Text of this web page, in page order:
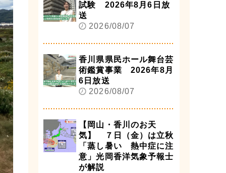
試験 2026年8月6日放
送
2026/08/07
香川県県民ホール舞台芸
術鑑賞事業 2026年8月
6日放送
2026/08/07
【岡山・香川のお天
気】 ７日（金）は立秋
「蒸し暑い 熱中症に注
意」光岡香洋気象予報士
が解説